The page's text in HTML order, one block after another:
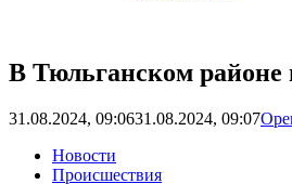
В Тюльганском районе
31.08.2024, 09:0631.08.2024, 09:07
Новости
Происшествия